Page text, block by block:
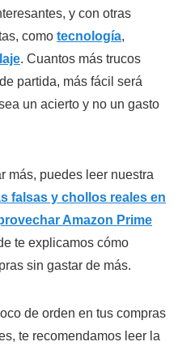
y con otras
como tecnología,
. Cuantos más trucos
partida, más fácil será
un acierto y no un gasto
más, puedes leer nuestra
falsas y chollos reales en
Amazon Prime
te explicamos cómo
sin gastar de más.
de orden en tus compras
te recomendamos leer la